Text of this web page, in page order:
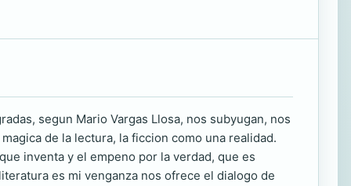
segun Mario Vargas Llosa, nos subyugan, nos
de la lectura, la ficcion como una realidad.
inventa y el empeno por la verdad, que es
es mi venganza nos ofrece el dialogo de